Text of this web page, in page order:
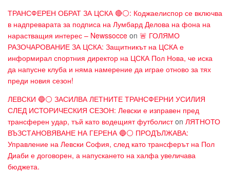
ТРАНСФЕРЕН ОБРАТ ЗА ЦСКА 🔴⚪: Коджаелиспор се включва
в надпреварата за подписа на Лумбард Делова на фона на
нарастващия интерес – Newssocce on 🚨 ГОЛЯМО
РАЗОЧАРОВАНИЕ ЗА ЦСКА: Защитникът на ЦСКА е
информирал спортния директор на ЦСКА Пол Нова, че иска
да напусне клуба и няма намерение да играе отново за тях
преди новия сезон!
ЛЕВСКИ 🔵⚪ ЗАСИЛВА ЛЕТНИТЕ ТРАНСФЕРНИ УСИЛИЯ
СЛЕД ИСТОРИЧЕСКИЯ СЕЗОН: Левски е изправен пред
трансферен удар, тъй като водещият футболистon ЛЯТНОТО
ВЪЗСТАНОВЯВАНЕ НА ГЕРЕНА 🔵⚪ ПРОДЪЛЖАВА:
Управление на Левски София, след като трансферът на Пол
Диаби е договорен, а напускането на халфа увеличава
бюджета.